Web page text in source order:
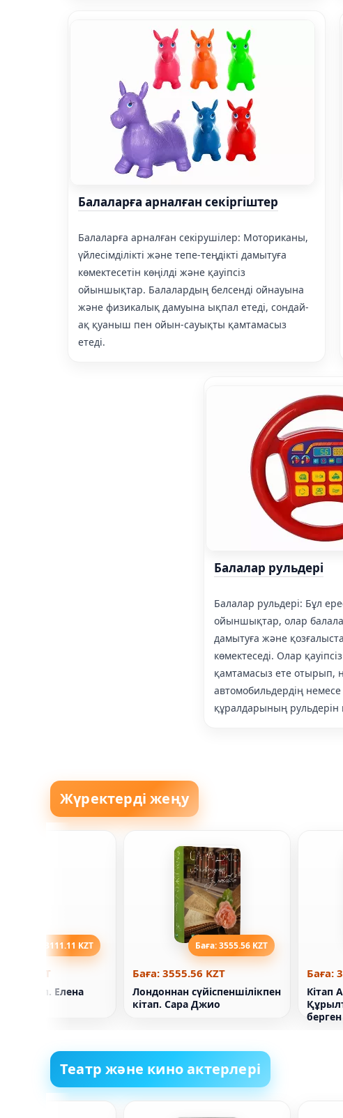
Балаларға арналған секіргіштер
Балаларға арналған секірушілер: Моториканы,
үйлесімділікті және тепе-теңдікті дамытуға
көмектесетін көңілді және қауіпсіз
ойыншықтар. Балалардың белсенді ойнауына
және физикалық дамуына ықпал етеді, сондай-
ақ қуаныш пен ойын-сауықты қамтамасыз
етеді.
Балалар рульдері
Балалар рульдері: Бұл
ойыншықтар, олар
дамытуға және
көмектеседі. Олар
қамтамасыз ете отырып,
автомобильдердің немесе
құралдарының
Жүректерді жеңу
Баға: 3111.11 KZT
KZT
кітап. Елена
Баға: 3555.56 KZT
Баға: 3555.56 KZT
Лондоннан сүйіспеншілікпен
кітап. Сара Джио
Баға:
Кітап
Театр және кино актерлері